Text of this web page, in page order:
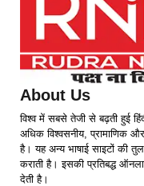
About Us
विश्व में सबसे तेजी से बढ़ती हुई
अधिक विश्वसनीय, प्रामाणिक और
है। यह अन्य भाषाई साइटों की
कराती है। इसकी प्रतिबद्ध
देती है।